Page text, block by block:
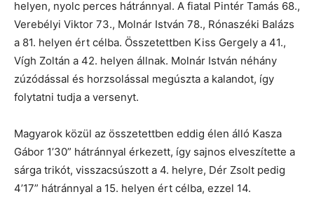
helyen, nyolc perces hátránnyal. A fiatal Pintér Tamás 68.,
Verebélyi Viktor 73., Molnár István 78., Rónaszéki Balázs
a 81. helyen ért célba. Összetettben Kiss Gergely a 41.,
Vígh Zoltán a 42. helyen állnak. Molnár István néhány
zúzódással és horzsolással megúszta a kalandot, így
folytatni tudja a versenyt.
Magyarok közül az összetettben eddig élen álló Kasza
Gábor 1’30” hátránnyal érkezett, így sajnos elveszítette a
sárga trikót, visszacsúszott a 4. helyre, Dér Zsolt pedig
4’17” hátránnyal a 15. helyen ért célba, ezzel 14.